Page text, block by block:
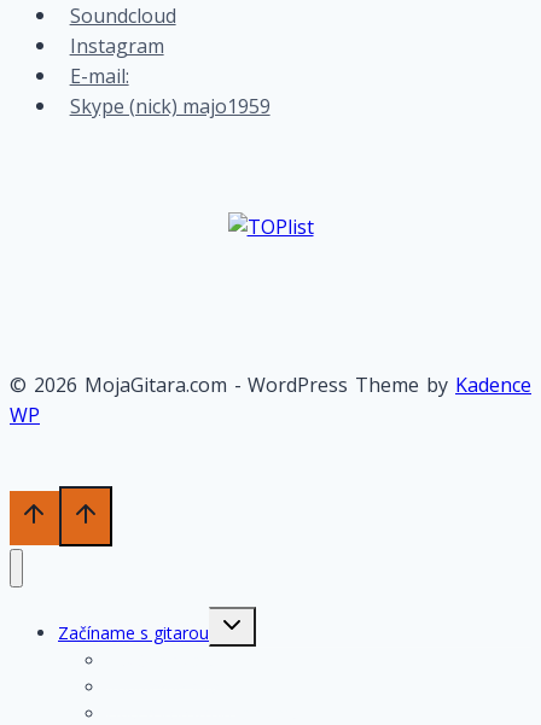
Soundcloud
Instagram
E-mail:
Skype (nick) majo1959
© 2026 MojaGitara.com - WordPress Theme by Kadence
WP
Začíname s gitarou
Toggle